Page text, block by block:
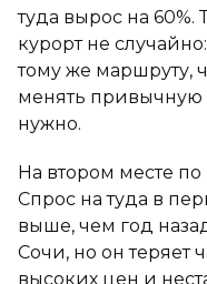
туда вырос на 60%.
курорт не
тому же маршруту,
менять привычную
нужно.
На втором месте
Спрос на туда в
выше, чем год
Сочи, но он теряет
высоких цен и